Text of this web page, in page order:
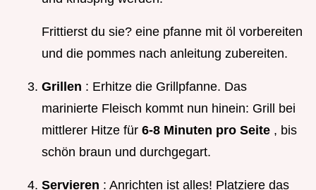
Frittierst du sie? eine pfanne mit öl vorbereiten
und die pommes nach anleitung zubereiten.
Grillen : Erhitze die Grillpfanne. Das
marinierte Fleisch kommt nun hinein: Grill bei
mittlerer Hitze für 6-8 Minuten pro Seite , bis
schön braun und durchgegart.
Servieren : Anrichten ist alles! Platziere das